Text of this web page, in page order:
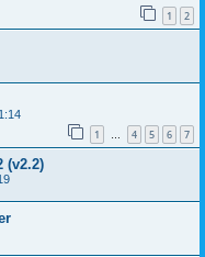
1 2
1 … 4 5 6 7
(v2.2)